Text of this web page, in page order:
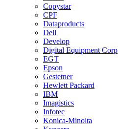
Copystar
CPF
Dataproducts
Dell
Develop
Digital Equipment Corp
EGT
Epson
Gestetner
Hewlett Packard
IBM
Imagistics
Infotec
Konica-Minolta